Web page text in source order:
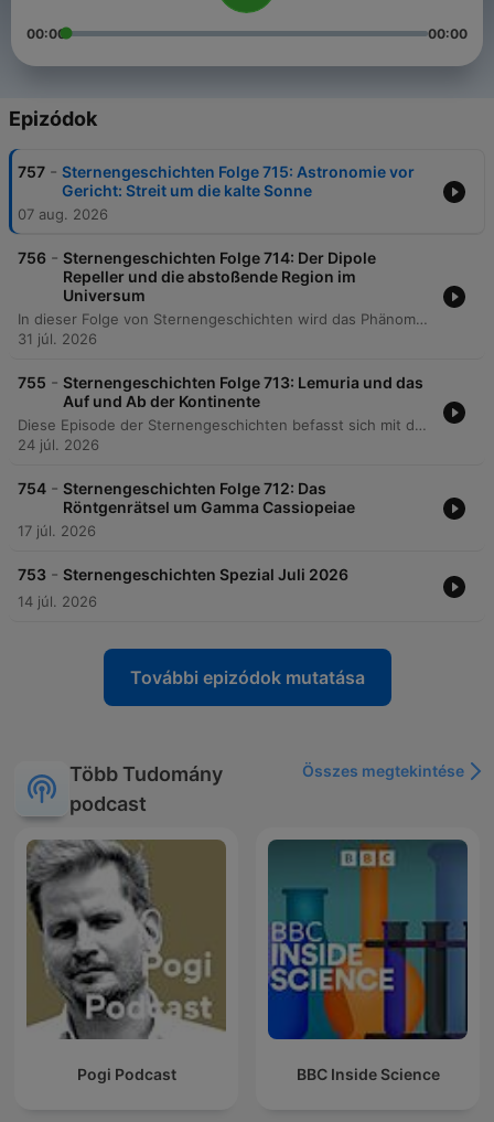
00:00 00:00
Epizódok
757 - Sternengeschichten Folge 715: Astronomie vor
Gericht: Streit um die kalte Sonne
07 aug. 2026
756 - Sternengeschichten Folge 714: Der Dipole
Repeller und die abstoßende Region im
Universum
In dieser Folge von Sternengeschichten wird das Phänomen des Dipol-Repellers untersucht. Anhand einer wissenschaftlichen Arbeit von Jehuda Hoffmann und seinem Team wird erläutert, dass die vermeintliche abstoßende Kraft im Universum kein Beweis für Antigravitation ist, sondern ein Resultat der großräumigen Bewegung von Galaxien in einem mitbewegten Koordinatensystem. Die Episode beleuchtet das Zusammenspiel zwischen massereichen Strukturen wie dem Shapley-Superhaufen und den leeren Regionen, den sogenannten Voids. Der Podcast erklärt die mathematische Methode, durch die die Expansion des Universums aus den Galaxienbewegungen herausgerechnet wird, um die zugrunde liegenden Gravitationsmuster sichtbar zu machen. Dabei wird verdeutlicht, wie die Entdeckung von unterdichten Regionen wie dem Dipol-Repeller dazu beiträgt, die Dynamik unseres kosmischen Nachbarschaftsraums und die Struktur des Superhaufens Laniakeia besser zu verstehen.
31 júl. 2026
755 - Sternengeschichten Folge 713: Lemuria und das
Auf und Ab der Kontinente
Diese Episode der Sternengeschichten befasst sich mit der wissenschaftshistorischen Bedeutung der Lemuria-Hypothese und dem Wandel unseres Verständnisses der Erddynamik. Der Podcast erläutert, wie die Beobachtung biologischer Verwandtschaften zwischen Arten auf weit entfernten Inseln im 19. Jahrhundert zur Theorie versunkener Landbrücken führte, bevor die Entdeckung der Plattentektonik das Konzept des Fixismus ablöste. Dabei wird auch beleuchtet, wie wissenschaftliche Spekulationen über einen versunkenen Kontinent von esoterischen Bewegungen wie der Theosophie aufgegriffen und in Richtung Science-Fiction und Fantasy transformiert wurden. Die Erzählung schließt mit einem Ausblick auf die Bedeutung tektonischer Prozesse für die Habitabilität von Planeten im Sonnensystem und darüber hinaus.
24 júl. 2026
754 - Sternengeschichten Folge 712: Das
Röntgenrätsel um Gamma Cassiopeiae
17 júl. 2026
753 - Sternengeschichten Spezial Juli 2026
14 júl. 2026
További epizódok mutatása
Több Tudomány
podcast
Összes megtekintése
Pogi Podcast BBC Inside Science